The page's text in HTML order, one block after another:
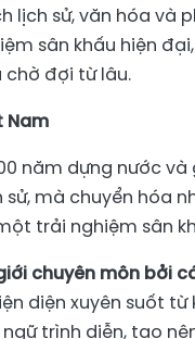
lịch sử, văn hóa
sân khấu hiện
đợi từ lâu.
Nam
năm dựng nước và
mà chuyển hóa
trải nghiệm sân
chuyên môn bởi
diện xuyên suốt
trình diễn, tạo